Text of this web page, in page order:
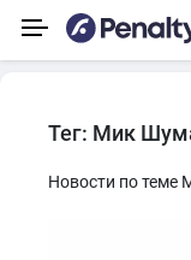
Тег: Мик
Новости по теме